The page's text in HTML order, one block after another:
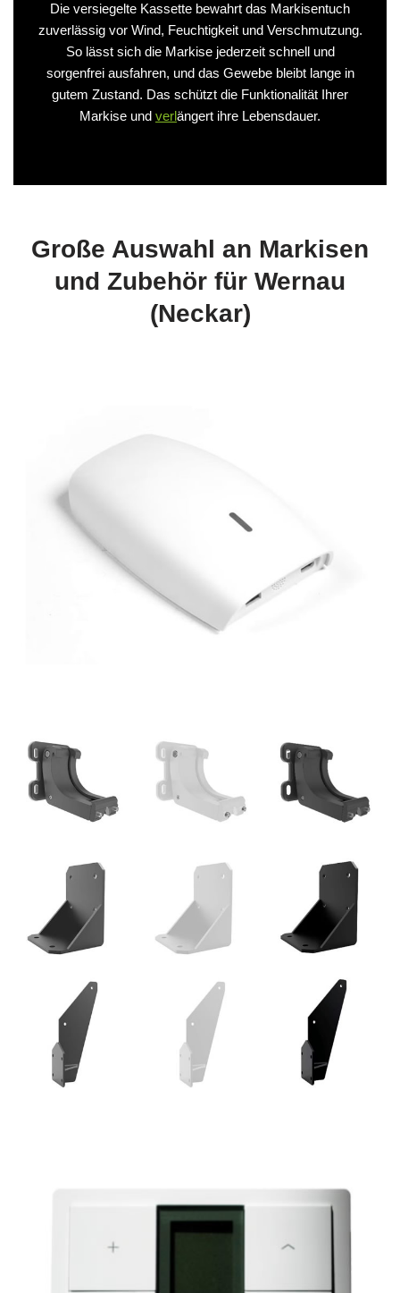
Die versiegelte Kassette bewahrt das Markisentuch
zuverlässig vor Wind, Feuchtigkeit und Verschmutzung.
So lässt sich die Markise jederzeit schnell und
sorgenfrei ausfahren, und das Gewebe bleibt lange in
gutem Zustand. Das schützt die Funktionalität Ihrer
Markise und verlängert ihre Lebensdauer.
Große Auswahl an Markisen
und Zubehör für Wernau
(Neckar)